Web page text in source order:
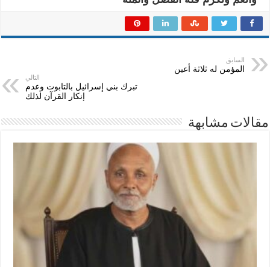
السابق
المؤمن له ثلاثة أعين
التالي
تبرك بني إسرائيل بالتابوت وعدم
إنكار القرآن لذلك
مقالات مشابهة